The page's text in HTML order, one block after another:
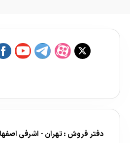
دفتر فروش : تهران - اشرفی